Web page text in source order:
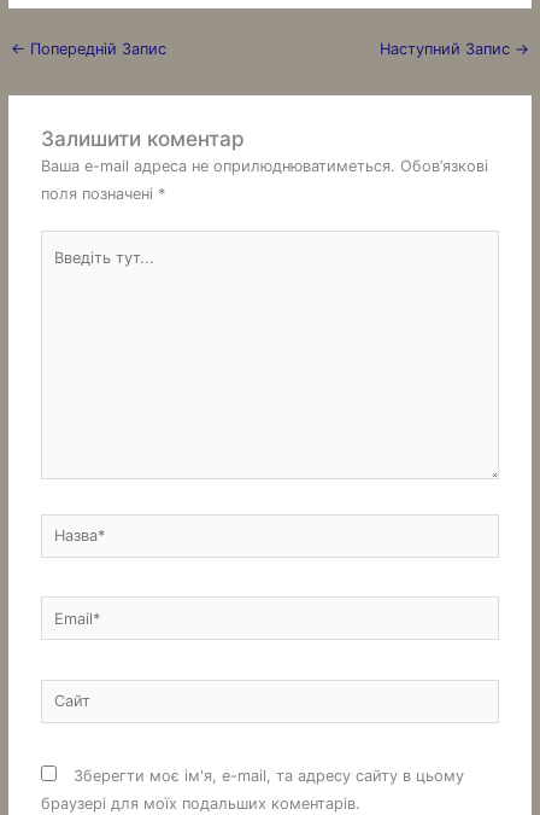
← Попередній Запис Наступний Запис →
Залишити коментар
Ваша e-mail адреса не оприлюднюватиметься. Обов’язкові
поля позначені *
Назва*
Email*
Сайт
Зберегти моє ім'я, e-mail, та адресу сайту в цьому
браузері для моїх подальших коментарів.